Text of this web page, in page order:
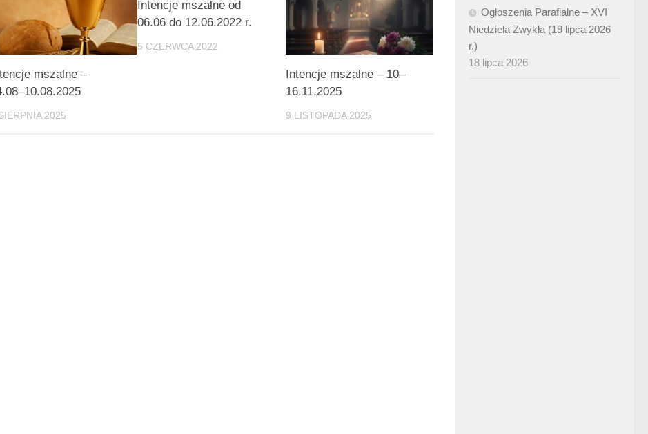
mszalne –
2025
Intencje mszalne od
06.06 do 12.06.2022 r.
5 CZERWCA 2022
Intencje mszalne – 10–
16.11.2025
9 LISTOPADA 2025
Ogłoszenia Parafialne – XVI
Niedziela Zwykła (19 lipca 2026
r.)
18 lipca 2026